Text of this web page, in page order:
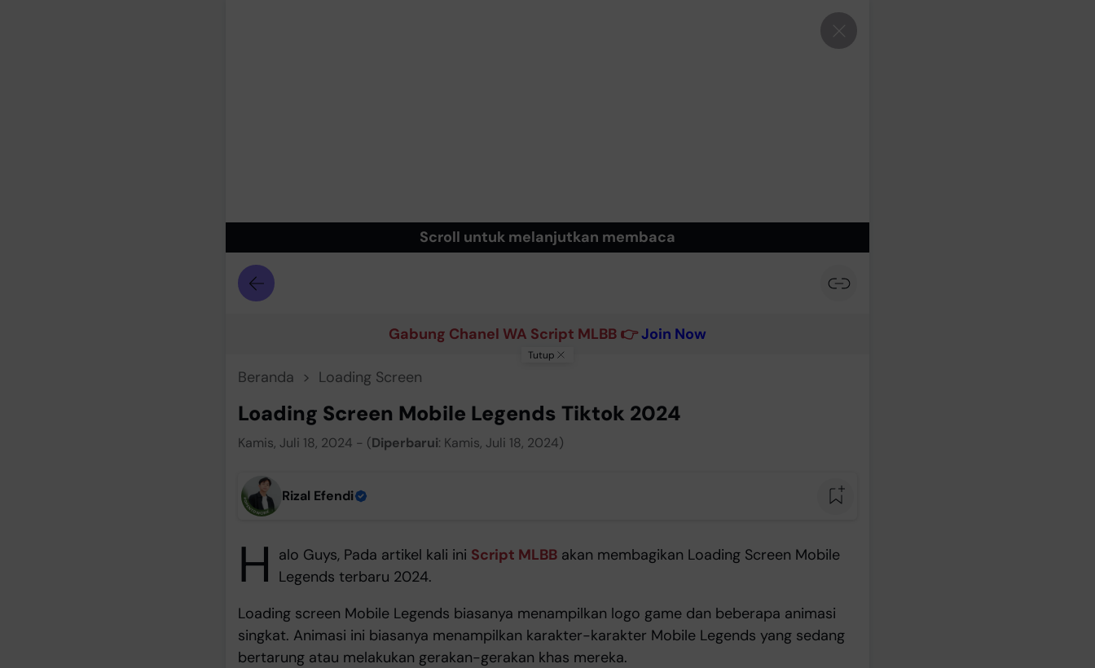
Scroll untuk melanjutkan membaca
Gabung Chanel WA Script MLBB 👉Join Now
Tutup
Beranda Loading Screen
Loading Screen Mobile Legends Tiktok 2024
Kamis, Juli 18, 2024 - (Diperbarui: Kamis, Juli 18, 2024)
Rizal Efendi
H alo Guys, Pada artikel kali ini Script MLBB akan membagikan Loading Screen Mobile
Legends terbaru 2024.
Loading screen Mobile Legends biasanya menampilkan logo game dan beberapa animasi
singkat. Animasi ini biasanya menampilkan karakter-karakter Mobile Legends yang sedang
bertarung atau melakukan gerakan-gerakan khas mereka.